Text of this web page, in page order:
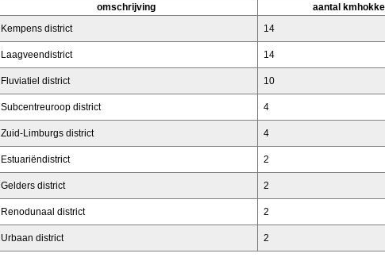
omschrijving
aantal
Kempens district 14
Laagveendistrict 14
Fluviatiel district 10
Subcentreuroop district 4
Zuid-Limburgs district 4
Estuariëndistrict 2
Gelders district 2
Renodunaal district 2
Urbaan district 2